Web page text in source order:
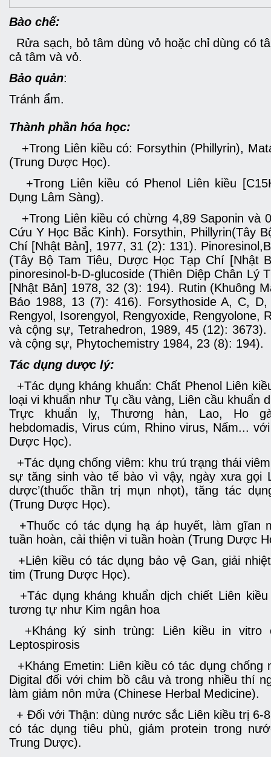
Bào chế:
Rửa sạch, bỏ tâm dùng vỏ hoặc chỉ dùng có
cả tâm và vỏ.
Bảo quản:
Tránh ẩm.
Thành phần hóa học:
+Trong Liên kiều có: Forsythin (Phillyrin),
(Trung Dược Học).
+Trong Liên kiều có Phenol Liên kiều
Dụng Lâm Sàng).
+Trong Liên kiều có chừng 4,89 Saponin và
Cứu Y Học Bắc Kinh). Forsythin, Phillyrin(Tây
Chí [Nhật Bản], 1977, 31 (2): 131).
(Tây Bộ Tam Tiêu, Dược Học Tạp Chí [Nhật
pinoresinol-b-D-glucoside (Thiên Diệp Chân Lý
[Nhật Bản] 1978, 32 (3): 194). Rutin (Khuông
Báo 1988, 13 (7): 416). Forsythoside A, C, D,
Rengyol, Isorengyol, Rengyoxide, Rengyolone,
và cộng sự, Tetrahedron, 1989, 45 (12): 3673).
và cộng sự, Phytochemistry 1984, 23 (8): 194).
Tác dụng dược lý:
+Tác dụng kháng khuẩn: Chất Phenol Liên
loại vi khuẩn như Tụ cầu vàng, Liên cầu khuẩn
Trực khuẩn lỵ, Thương hàn, Lao, Ho
hebdomadis, Virus cúm, Rhino virus, Nấm...
Dược Học).
+Tác dụng chống viêm: khu trú trạng thái
sự tăng sinh vào tế bào vì vậy, ngày xưa gọi
dược’(thuốc thần trị mụn nhọt), tăng tác
(Trung Dược Học).
+Thuốc có tác dụng hạ áp huyết, làm gĩan
tuần hoàn, cải thiện vi tuần hoàn (Trung Dược
+Liên kiều có tác dụng bảo vệ Gan, giải
tim (Trung Dược Học).
+Tác dụng kháng khuẩn dịch chiết Liên
tương tự như Kim ngân hoa
+Kháng ký sinh trùng: Liên kiều in vitro
Leptospirosis
+Kháng Emetin: Liên kiều có tác dụng chống
Digital đối với chim bồ câu và trong nhiều thí
làm giảm nôn mửa (Chinese Herbal Medicine).
+ Đối với Thận: dùng nước sắc Liên kiều trị 6-
có tác dụng tiêu phù, giảm protein trong
Trung Dược).